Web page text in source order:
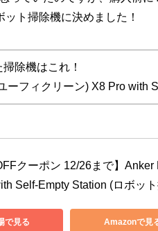
ト掃除機に決めました！
除機はこれ！
ーフィクリーン) X8 Pro with
クーポン 12/26まで】
Self-Empty Station (ロボッ
で見る Amazonで見